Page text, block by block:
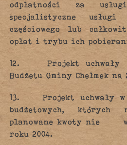
odpłatności za
specjalistyczne usługi
częściowego lub
opłat i trybu ich
12. Projekt uchwały
Budżetu Gminy Chełmek na
13. Projekt uchwały w
budżetowych, których
planowane kwoty nie
roku 2004.